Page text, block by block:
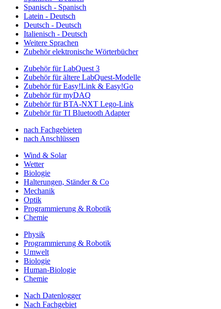
Spanisch - Spanisch
Latein - Deutsch
Deutsch - Deutsch
Italienisch - Deutsch
Weitere Sprachen
Zubehör elektronische Wörterbücher
Zubehör für LabQuest 3
Zubehör für ältere LabQuest-Modelle
Zubehör für Easy!Link & Easy!Go
Zubehör für myDAQ
Zubehör für BTA-NXT Lego-Link
Zubehör für TI Bluetooth Adapter
nach Fachgebieten
nach Anschlüssen
Wind & Solar
Wetter
Biologie
Halterungen, Ständer & Co
Mechanik
Optik
Programmierung & Robotik
Chemie
Physik
Programmierung & Robotik
Umwelt
Biologie
Human-Biologie
Chemie
Nach Datenlogger
Nach Fachgebiet